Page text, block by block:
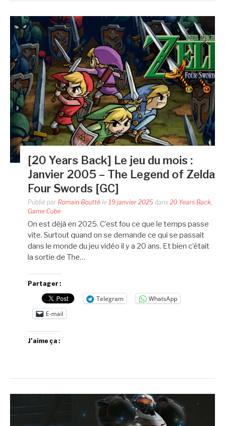
[20 Years Back] Le jeu du mois :
Janvier 2005 – The Legend of Zelda
Four Swords [GC]
Publié par Romain Boutté le 19 janvier 2025 dans 20 Years Back
Game Cube
On est déjà en 2025. C’est fou ce que le temps passe
vite. Surtout quand on se demande ce qui se passait
dans le monde du jeu vidéo il y a 20 ans. Et bien c’était
la sortie de The…
Partager :
Telegram
WhatsApp
E-mail
J’aime ça :